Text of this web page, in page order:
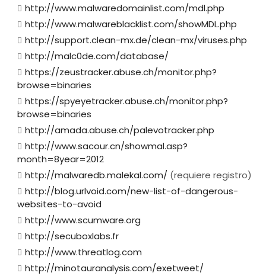
http://www.malwaredomainlist.com/mdl.php
http://www.malwareblacklist.com/showMDL.php
http://support.clean-mx.de/clean-mx/viruses.php
http://malc0de.com/database/
https://zeustracker.abuse.ch/monitor.php?
browse=binaries
https://spyeyetracker.abuse.ch/monitor.php?
browse=binaries
http://amada.abuse.ch/palevotracker.php
http://www.sacour.cn/showmal.asp?
month=8year=2012
http://malwaredb.malekal.com/ (requiere registro)
http://blog.urlvoid.com/new-list-of-dangerous-
websites-to-avoid
http://www.scumware.org
http://secuboxlabs.fr
http://www.threatlog.com
http://minotauranalysis.com/exetweet/